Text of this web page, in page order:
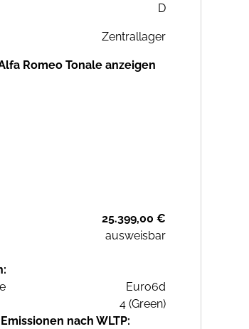
D
Zentrallager
Romeo Tonale anzeigen
25.399,00 €
ausweisbar
Euro6d
4 (Green)
nach WLTP: